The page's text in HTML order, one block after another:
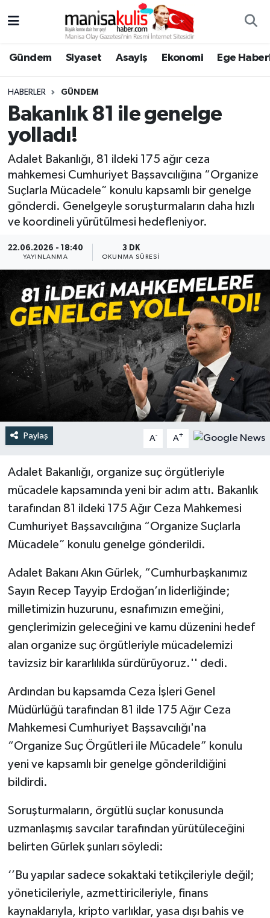
Gündem Siyaset Asayiş Ekonomi Ege
HABERLER GÜNDEM
Bakanlık 81 ile genelge
yolladı!
Adalet Bakanlığı, 81 ildeki 175 ağır ceza
mahkemesi Cumhuriyet Başsavcılığına “Organize
Suçlarla Mücadele” konulu kapsamlı bir genelge
gönderdi. Genelgeyle soruşturmaların daha hızlı
ve koordineli yürütülmesi hedefleniyor.
22.06.2026 - 18:40
YAYINLANMA
3 DK
OKUNMA SÜRESI
Paylaş A- A+
Adalet Bakanlığı, organize suç örgütleriyle
mücadele kapsamında yeni bir adım attı. Bakanlık
tarafından 81 ildeki 175 Ağır Ceza Mahkemesi
Cumhuriyet Başsavcılığına “Organize Suçlarla
Mücadele” konulu genelge gönderildi.
Adalet Bakanı Akın Gürlek, “Cumhurbaşkanımız
Sayın Recep Tayyip Erdoğan’ın liderliğinde;
milletimizin huzurunu, esnafımızın emeğini,
gençlerimizin geleceğini ve kamu düzenini hedef
alan organize suç örgütleriyle mücadelemizi
tavizsiz bir kararlılıkla sürdürüyoruz.'' dedi.
Ardından bu kapsamda Ceza İşleri Genel
Müdürlüğü tarafından 81 ilde 175 Ağır Ceza
Mahkemesi Cumhuriyet Başsavcılığı'na
“Organize Suç Örgütleri ile Mücadele” konulu
yeni ve kapsamlı bir genelge gönderildiğini
bildirdi.
Soruşturmaların, örgütlü suçlar konusunda
uzmanlaşmış savcılar tarafından yürütüleceğini
belirten Gürlek şunları söyledi:
‘’Bu yapılar sadece sokaktaki tetikçileriyle değil;
yöneticileriyle, azmettiricileriyle, finans
kaynaklarıyla, kripto varlıklar, yasa dışı bahis ve
Ege Haberleri
Ekonomi
Genel
Gündem
Resmi İlan
Spor
Türkiye
Yaşam
Yunusemre Hava Durumu
Yunusemre Trafik Yoğunluk Haritası
Süper Lig Puan Durumu ve Fikstür
Tüm Manşetler
Son Dakika Haberleri
Haber Arşivi